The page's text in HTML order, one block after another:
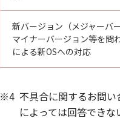
新バージョン（メジャーバー
マイナーバージョン等を問
による新OSへの対応
※4 不具合に関するお問
によっては回答できな